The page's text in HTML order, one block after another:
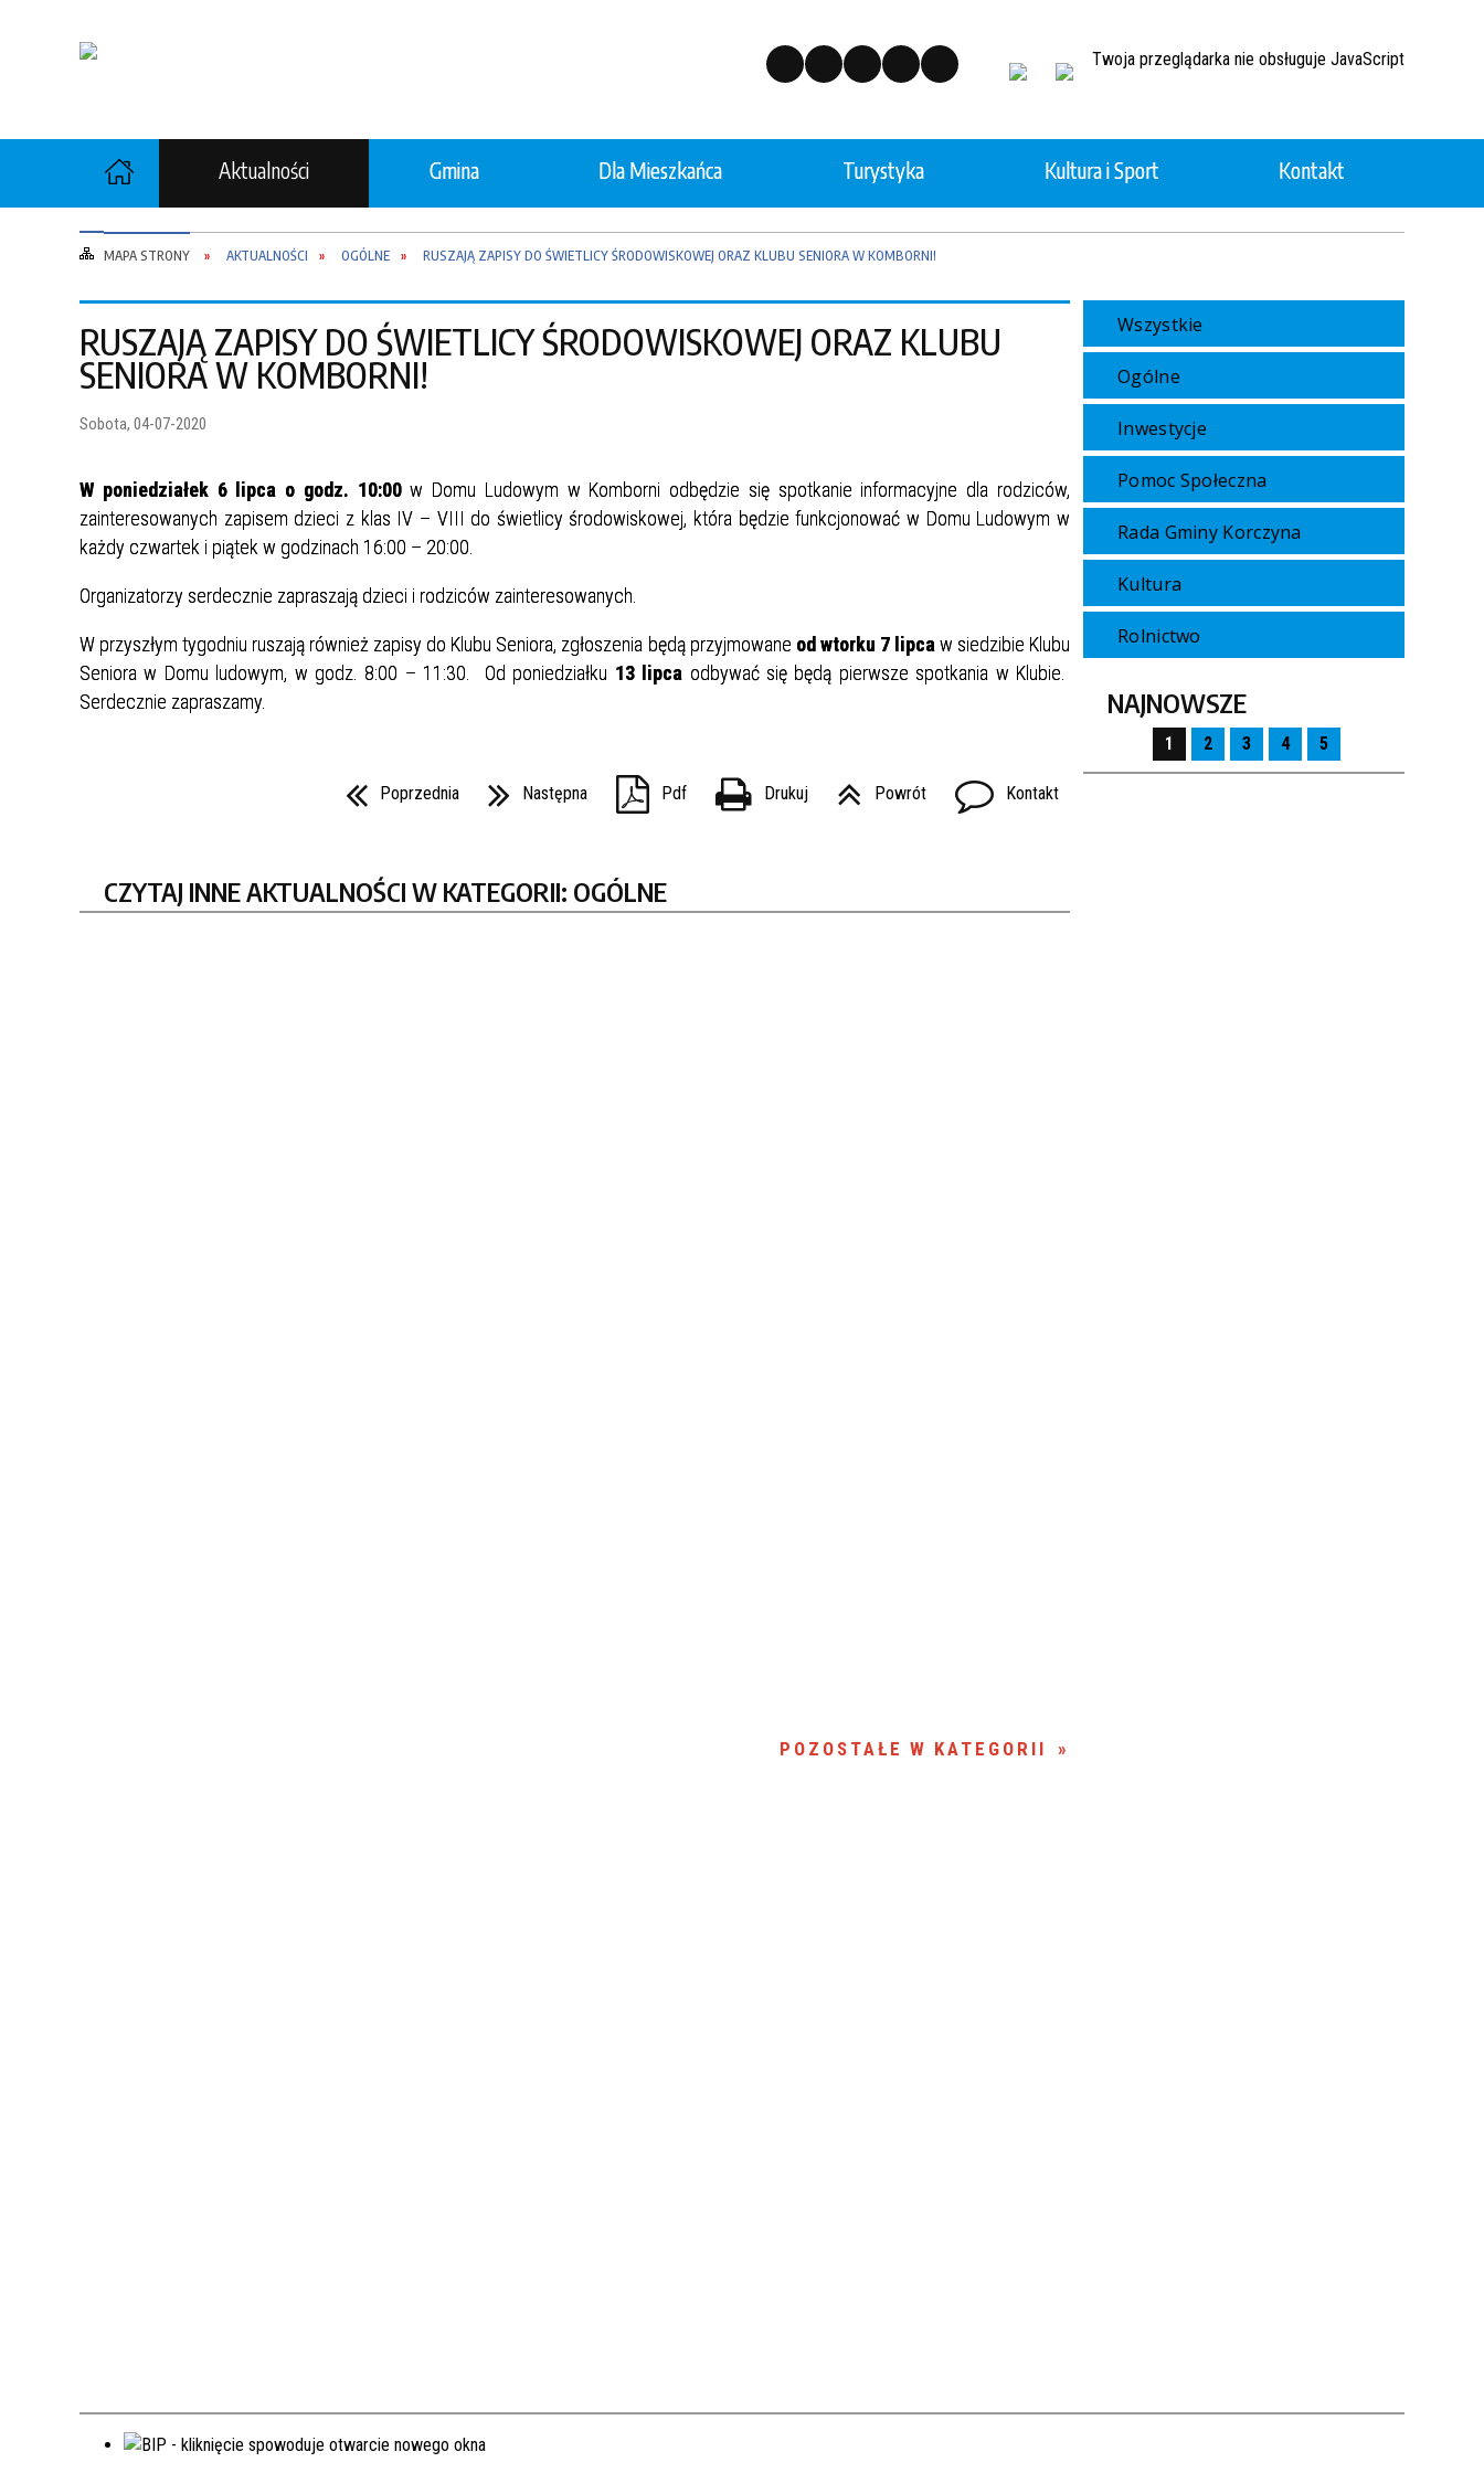
Twoja przeglądarka nie obsługuje JavaScript
Aktualności Gmina Dla Mieszkańca
Ochrona zdrowia Rolnictwo Edukacja
Gospodarka Komunalna Gospodarka Odpadami Ostrzeżenia
Projekty realizowane ze środków
zewnętrznych
"Wspieraj Seniora"
Gminny Ośrodek Pomocy
Społecznej
Cywilna
Planowanie przestrzenne
Turystyka Kultura i Sport Kontakt
MAPA STRONY AKTUALNOŚCI OGÓLNE RUSZAJĄ ZAPISY DO ŚWIETLICY ŚRODOWISKOWEJ ORAZ KLUBU SENIORA W KOMBORNI!
RUSZAJĄ ZAPISY DO ŚWIETLICY ŚRODOWISKOWEJ ORAZ KLUBU
SENIORA W KOMBORNI!
Sobota, 04-07-2020
W poniedziałek 6 lipca o godz. 10:00w Domu Ludowym w Komborni odbędzie się spotkanie informacyjne dla rodziców,
zainteresowanych zapisem dzieci z klas IV – VIII do świetlicy środowiskowej, która będzie funkcjonować w Domu Ludowym w
każdy czwartek i piątek w godzinach 16:00 – 20:00.
Organizatorzy serdecznie zapraszają dzieci i rodziców zainteresowanych.
W przyszłym tygodniu ruszają również zapisy do Klubu Seniora, zgłoszenia będą przyjmowane od wtorku 7 lipca w siedzibie Klubu
Seniora w Domu ludowym, w godz. 8:00 – 11:30. Od poniedziałku 13 lipca odbywać się będą pierwsze spotkania w Klubie.
Serdecznie zapraszamy.
Poprzednia Następna Pdf Drukuj Powrót Kontakt
CZYTAJ INNE AKTUALNOŚCI W KATEGORII: OGÓLNE
POZOSTAŁE W KATEGORII
Wszystkie
Ogólne
Inwestycje
Pomoc Społeczna
Rada Gminy Korczyna
Kultura
Rolnictwo
NAJNOWSZE
1 2 3 4 5